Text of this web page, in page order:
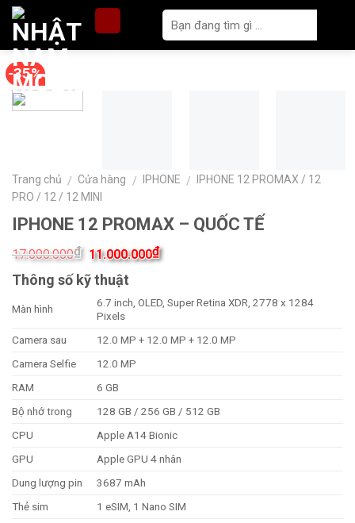
Skip
content
-35%
Trang chủ / Cửa hàng / IPHONE /
IPHONE 12 PROMAX / 12
PRO / 12 / 12 MINI
IPHONE 12 PROMAX – QUỐC TẾ
17.000.000₫ 11.000.000₫
Thông số kỹ thuật
Màn hình
6.7 inch, OLED, Super Retina XDR, 2778 x 1284
Pixels
Camera sau
12.0 MP + 12.0 MP + 12.0 MP
Camera Selfie
12.0 MP
RAM
6 GB
Bộ nhớ trong
128 GB / 256 GB / 512 GB
CPU
Apple A14 Bionic
GPU
Apple GPU 4 nhân
Dung lượng pin
3687 mAh
Thẻ sim
1 eSIM, 1 Nano SIM